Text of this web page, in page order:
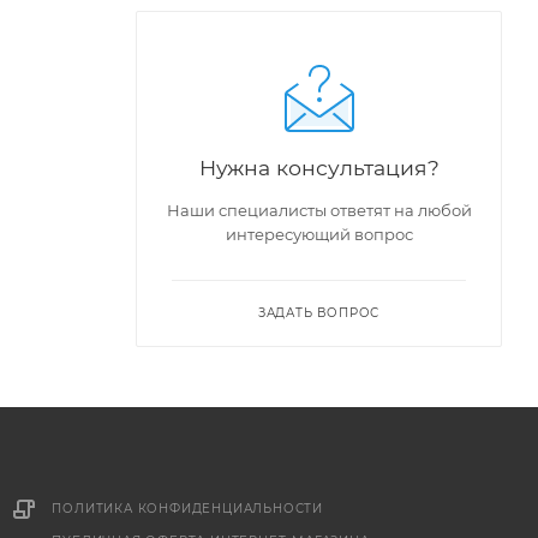
Нужна консультация?
Наши специалисты ответят на любой
интересующий вопрос
ЗАДАТЬ ВОПРОС
ПОЛИТИКА КОНФИДЕНЦИАЛЬНОСТИ